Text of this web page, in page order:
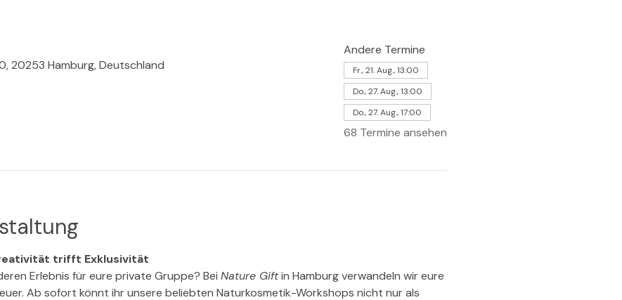
20253 Hamburg, Deutschland
Andere Termine
Fr., 21. Aug., 13:00
Do., 27. Aug., 13:00
Do., 27. Aug., 17:00
68 Termine ansehen
trifft Exklusivität
Erlebnis für eure private Gruppe? Bei Nature Gift in Hamburg verwandeln wir eure
Ab sofort könnt ihr unsere beliebten Naturkosmetik-Workshops nicht nur als